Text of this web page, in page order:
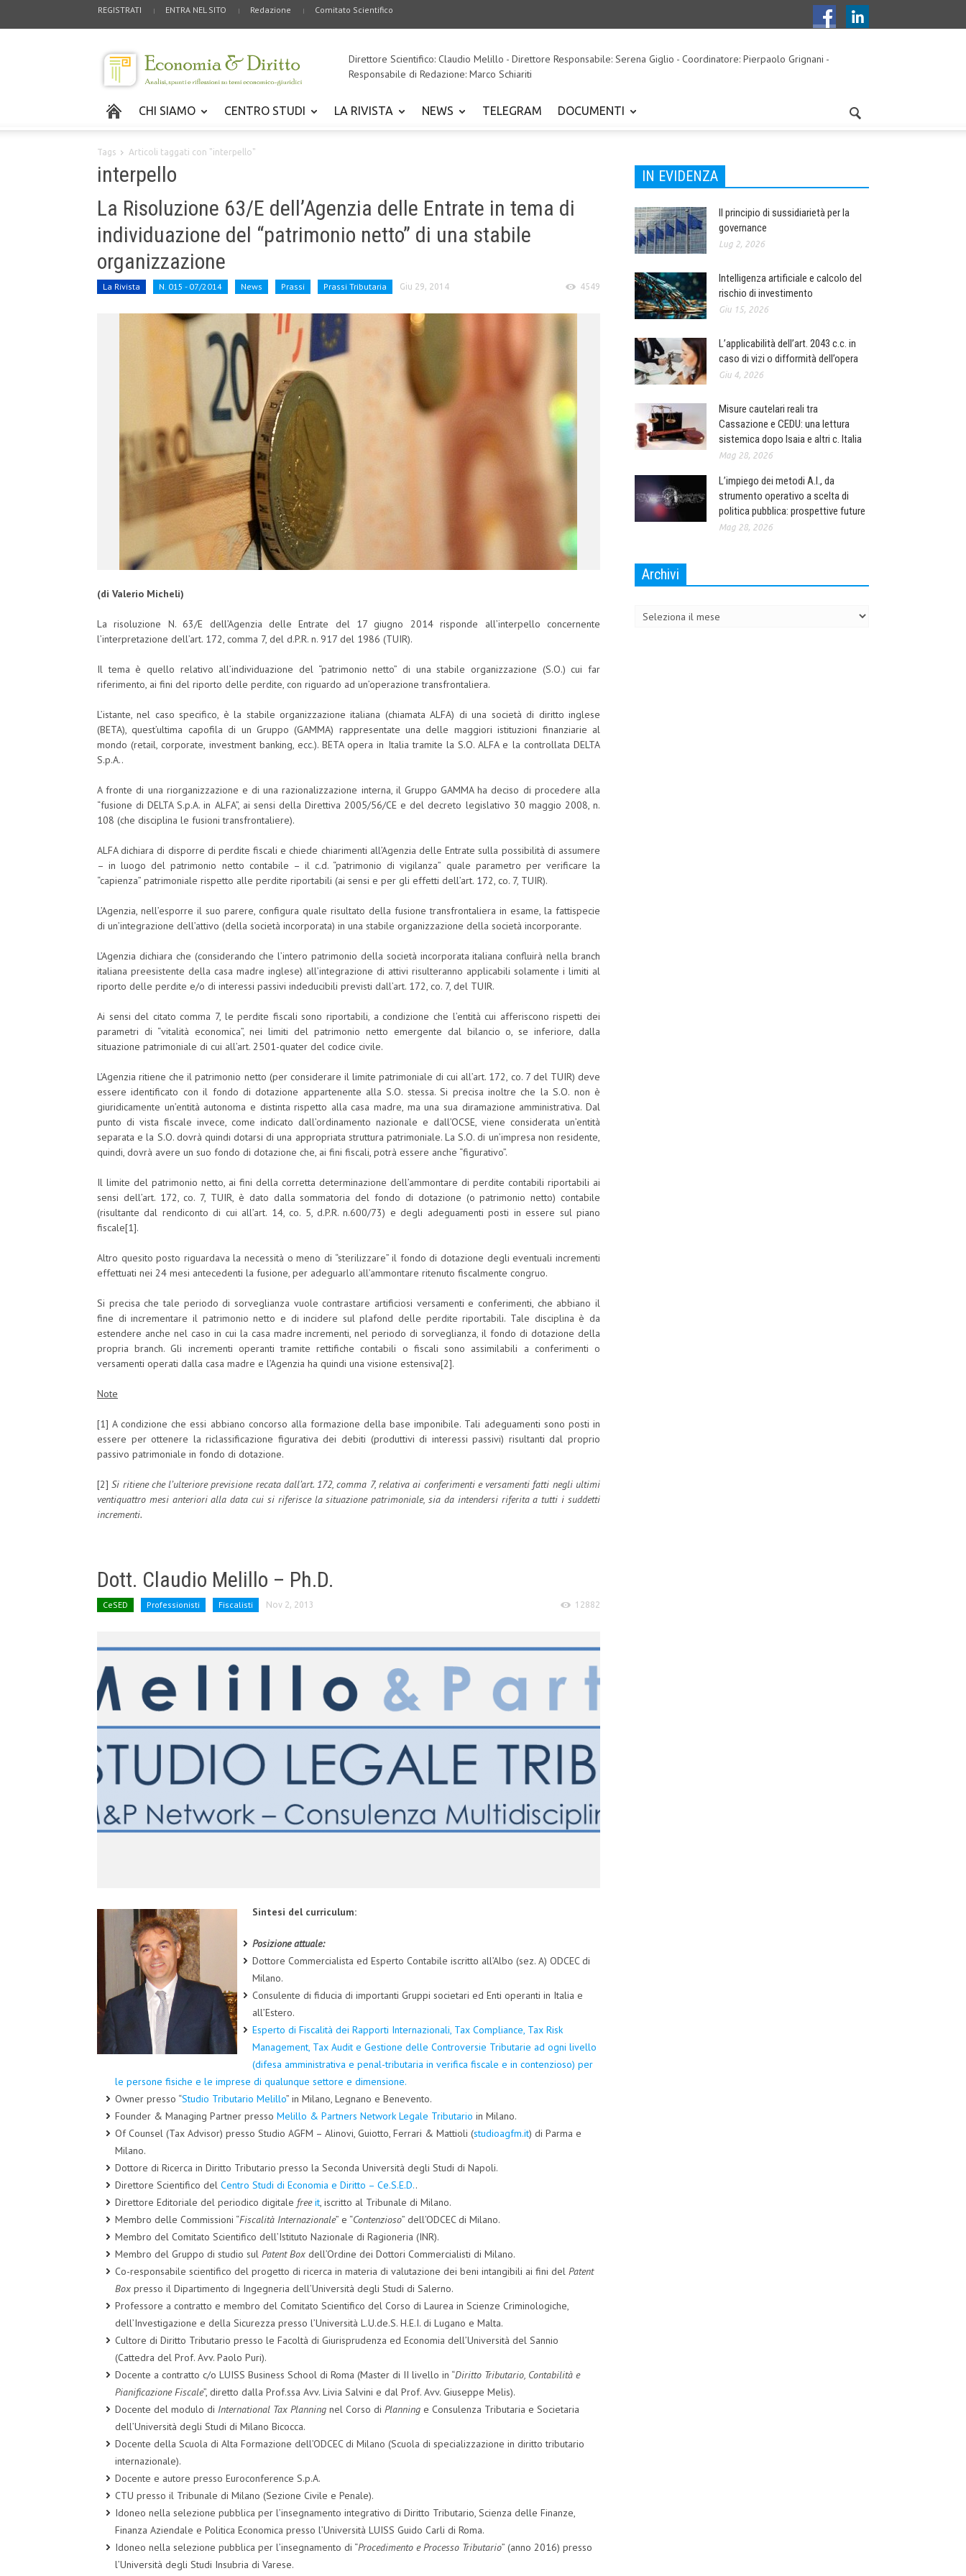
REGISTRATI ENTRA NEL SITO Redazione Comitato Scientifico
Direttore Scientifico: Claudio Melillo - Direttore Responsabile: Serena Giglio - Coordinatore: Pierpaolo Grignani -
Responsabile di Redazione: Marco Schiariti
CHI SIAMO CENTRO STUDI LA RIVISTA NEWS TELEGRAM DOCUMENTI
Tags Articoli taggati con "interpello"
interpello
La Risoluzione 63/E dell’Agenzia delle Entrate in tema di
individuazione del “patrimonio netto” di una stabile
organizzazione
La Rivista N. 015 - 07/2014 News Prassi Prassi Tributaria Giu 29, 2014 4549
(di Valerio Micheli)
La risoluzione N. 63/E dell’Agenzia delle Entrate del 17 giugno 2014 risponde all’interpello concernente
l’interpretazione dell’art. 172, comma 7, del d.P.R. n. 917 del 1986 (TUIR).
Il tema è quello relativo all’individuazione del “patrimonio netto” di una stabile organizzazione (S.O.) cui far
riferimento, ai fini del riporto delle perdite, con riguardo ad un’operazione transfrontaliera.
L’istante, nel caso specifico, è la stabile organizzazione italiana (chiamata ALFA) di una società di diritto inglese
(BETA), quest’ultima capofila di un Gruppo (GAMMA) rappresentate una delle maggiori istituzioni finanziarie al
mondo (retail, corporate, investment banking, ecc.). BETA opera in Italia tramite la S.O. ALFA e la controllata DELTA
S.p.A..
A fronte di una riorganizzazione e di una razionalizzazione interna, il Gruppo GAMMA ha deciso di procedere alla
“fusione di DELTA S.p.A. in ALFA”, ai sensi della Direttiva 2005/56/CE e del decreto legislativo 30 maggio 2008, n.
108 (che disciplina le fusioni transfrontaliere).
ALFA dichiara di disporre di perdite fiscali e chiede chiarimenti all’Agenzia delle Entrate sulla possibilità di assumere
– in luogo del patrimonio netto contabile – il c.d. “patrimonio di vigilanza” quale parametro per verificare la
“capienza” patrimoniale rispetto alle perdite riportabili (ai sensi e per gli effetti dell’art. 172, co. 7, TUIR).
L’Agenzia, nell’esporre il suo parere, configura quale risultato della fusione transfrontaliera in esame, la fattispecie
di un’integrazione dell’attivo (della società incorporata) in una stabile organizzazione della società incorporante.
L’Agenzia dichiara che (considerando che l’intero patrimonio della società incorporata italiana confluirà nella branch
italiana preesistente della casa madre inglese) all’integrazione di attivi risulteranno applicabili solamente i limiti al
riporto delle perdite e/o di interessi passivi indeducibili previsti dall’art. 172, co. 7, del TUIR.
Ai sensi del citato comma 7, le perdite fiscali sono riportabili, a condizione che l’entità cui afferiscono rispetti dei
parametri di “vitalità economica”, nei limiti del patrimonio netto emergente dal bilancio o, se inferiore, dalla
situazione patrimoniale di cui all’art. 2501-quater del codice civile.
L’Agenzia ritiene che il patrimonio netto (per considerare il limite patrimoniale di cui all’art. 172, co. 7 del TUIR) deve
essere identificato con il fondo di dotazione appartenente alla S.O. stessa. Si precisa inoltre che la S.O. non è
giuridicamente un’entità autonoma e distinta rispetto alla casa madre, ma una sua diramazione amministrativa. Dal
punto di vista fiscale invece, come indicato dall’ordinamento nazionale e dall’OCSE, viene considerata un’entità
separata e la S.O. dovrà quindi dotarsi di una appropriata struttura patrimoniale. La S.O. di un’impresa non residente,
quindi, dovrà avere un suo fondo di dotazione che, ai fini fiscali, potrà essere anche “figurativo”.
Il limite del patrimonio netto, ai fini della corretta determinazione dell’ammontare di perdite contabili riportabili ai
sensi dell’art. 172, co. 7, TUIR, è dato dalla sommatoria del fondo di dotazione (o patrimonio netto) contabile
(risultante dal rendiconto di cui all’art. 14, co. 5, d.P.R. n.600/73) e degli adeguamenti posti in essere sul piano
fiscale[1].
Altro quesito posto riguardava la necessità o meno di “sterilizzare” il fondo di dotazione degli eventuali incrementi
effettuati nei 24 mesi antecedenti la fusione, per adeguarlo all’ammontare ritenuto fiscalmente congruo.
Si precisa che tale periodo di sorveglianza vuole contrastare artificiosi versamenti e conferimenti, che abbiano il
fine di incrementare il patrimonio netto e di incidere sul plafond delle perdite riportabili. Tale disciplina è da
estendere anche nel caso in cui la casa madre incrementi, nel periodo di sorveglianza, il fondo di dotazione della
propria branch. Gli incrementi operanti tramite rettifiche contabili o fiscali sono assimilabili a conferimenti o
versamenti operati dalla casa madre e l’Agenzia ha quindi una visione estensiva[2].
Note
[1] A condizione che essi abbiano concorso alla formazione della base imponibile. Tali adeguamenti sono posti in
essere per ottenere la riclassificazione figurativa dei debiti (produttivi di interessi passivi) risultanti dal proprio
passivo patrimoniale in fondo di dotazione.
[2] Si ritiene che l’ulteriore previsione recata dall’art. 172, comma 7, relativa ai conferimenti e versamenti fatti negli ultimi
ventiquattro mesi anteriori alla data cui si riferisce la situazione patrimoniale, sia da intendersi riferita a tutti i suddetti
incrementi.
Dott. Claudio Melillo – Ph.D.
CeSED Professionisti Fiscalisti Nov 2, 2013 12882
Sintesi del curriculum:
Posizione attuale:
Dottore Commercialista ed Esperto Contabile iscritto all’Albo (sez. A) ODCEC di
Milano.
Consulente di fiducia di importanti Gruppi societari ed Enti operanti in Italia e
all’Estero.
Esperto di Fiscalità dei Rapporti Internazionali, Tax Compliance, Tax Risk
Management, Tax Audit e Gestione delle Controversie Tributarie ad ogni livello
(difesa amministrativa e penal-tributaria in verifica fiscale e in contenzioso) per
le persone fisiche e le imprese di qualunque settore e dimensione.
Owner presso “Studio Tributario Melillo” in Milano, Legnano e Benevento.
Founder & Managing Partner presso Melillo & Partners Network Legale Tributario in Milano.
Of Counsel (Tax Advisor) presso Studio AGFM – Alinovi, Guiotto, Ferrari & Mattioli (studioagfm.it) di Parma e
Milano.
Dottore di Ricerca in Diritto Tributario presso la Seconda Università degli Studi di Napoli.
Direttore Scientifico del Centro Studi di Economia e Diritto – Ce.S.E.D..
Direttore Editoriale del periodico digitale free it, iscritto al Tribunale di Milano.
Membro delle Commissioni “Fiscalità Internazionale” e “Contenzioso” dell’ODCEC di Milano.
Membro del Comitato Scientifico dell’Istituto Nazionale di Ragioneria (INR).
Membro del Gruppo di studio sul Patent Box dell’Ordine dei Dottori Commercialisti di Milano.
Co-responsabile scientifico del progetto di ricerca in materia di valutazione dei beni intangibili ai fini del Patent
Box presso il Dipartimento di Ingegneria dell’Università degli Studi di Salerno.
Professore a contratto e membro del Comitato Scientifico del Corso di Laurea in Scienze Criminologiche,
dell’Investigazione e della Sicurezza presso l’Università L.U.de.S. H.E.I. di Lugano e Malta.
Cultore di Diritto Tributario presso le Facoltà di Giurisprudenza ed Economia dell’Università del Sannio
(Cattedra del Prof. Avv. Paolo Puri).
Docente a contratto c/o LUISS Business School di Roma (Master di II livello in “Diritto Tributario, Contabilità e
Pianificazione Fiscale”, diretto dalla Prof.ssa Avv. Livia Salvini e dal Prof. Avv. Giuseppe Melis).
Docente del modulo di International Tax Planning nel Corso di Planning e Consulenza Tributaria e Societaria
dell’Università degli Studi di Milano Bicocca.
Docente della Scuola di Alta Formazione dell’ODCEC di Milano (Scuola di specializzazione in diritto tributario
internazionale).
Docente e autore presso Euroconference S.p.A.
CTU presso il Tribunale di Milano (Sezione Civile e Penale).
Idoneo nella selezione pubblica per l’insegnamento integrativo di Diritto Tributario, Scienza delle Finanze,
Finanza Aziendale e Politica Economica presso l’Università LUISS Guido Carli di Roma.
Idoneo nella selezione pubblica per l’insegnamento di “Procedimento e Processo Tributario” (anno 2016) presso
l’Università degli Studi Insubria di Varese.
IN EVIDENZA
Il principio di sussidiarietà per la
governance
Lug 2, 2026
Intelligenza artificiale e calcolo del
rischio di investimento
Giu 15, 2026
L’applicabilità dell’art. 2043 c.c. in
caso di vizi o difformità dell’opera
Giu 4, 2026
Misure cautelari reali tra
Cassazione e CEDU: una lettura
sistemica dopo Isaia e altri c. Italia
Mag 28, 2026
L’impiego dei metodi A.I., da
strumento operativo a scelta di
politica pubblica: prospettive future
Mag 28, 2026
Archivi